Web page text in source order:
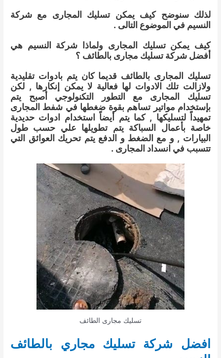
لذلك سنوضح كيف يمكن تسليك المجارى مع شركة
النسيم في الموضوع التالى .
كيف يمكن تسليك المجارى ولماذا شركة النسيم هي
أفضل شركة تسليك مجارى بالطائف ؟
تسليك المجارى بالطائف قديما كان يتم بادوات تقليدية
ولازالت تلك الادوات لها فعالية لا يمكن إنكارها , لكن
تسليك المجارى مع التطور التكنولوجي أصبح يتم
بإستخدام مواتير تساهم بقوة ضغطها في شفط المجارى
تمهيداً لتسليكها , كما يتم أيضاً استخدام ادوات حديدية
خاصة بأعمال السباكة يتم تطويلها علي حسب طول
البيارات , و مع الضغط و الدفع يتم تحريك العوائق التي
تتسبب في انسداد المجارى .
تسليك مجارى الطائف
افضل شركة تسليك مجاري بالطائف